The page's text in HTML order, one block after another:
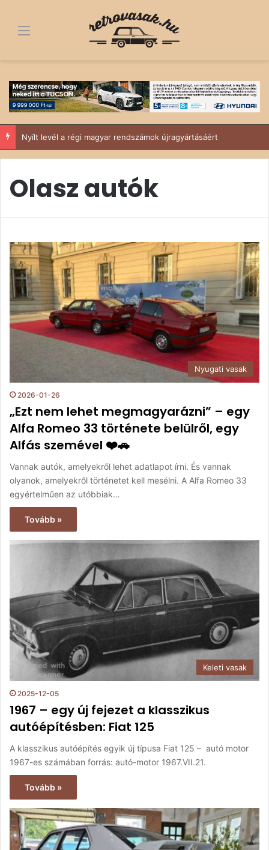
Menü
Nyílt levél a régi magyar rendszámok újragyártásáért
Olasz autók
Nyugati vasak
2026-01-26
„Ezt nem lehet megmagyarázni” – egy
Alfa Romeo 33 története belülről, egy
Alfás szemével ❤️🚗
Vannak autók, amelyekről lehet adatlapot írni. És vannak
olyanok, amelyekről történetet kell mesélni. A Alfa Romeo 33
egyértelműen az utóbbiak…
Tovább »
Keleti vasak
2025-12-05
1967 – egy új fejezet a klasszikus
autóépítésben: Fiat 125
A klasszikus autóépítés egyik új típusa Fiat 125 – autó motor
1967-es számában forrás: autó-motor 1967.VII.21.
Tovább »